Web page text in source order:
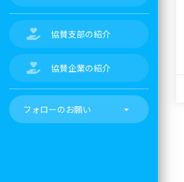
協賛支部の紹介
協賛企業の紹介
フォローのお願い